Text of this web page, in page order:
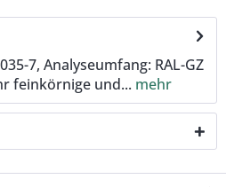
7, Analyseumfang: RAL-GZ
feinkörnige und... mehr